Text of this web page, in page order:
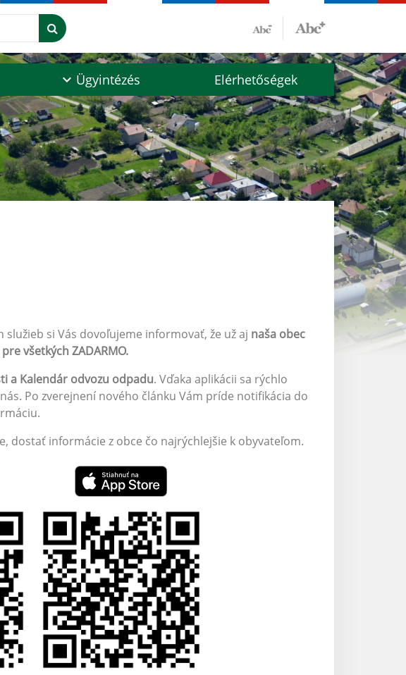
Ügyintézés Elérhetőségek
si Vás dovoľujeme informovať, že už aj naša obec
pre všetkých ZADARMO.
a Kalendár odvozu odpadu. Vďaka aplikácii sa rýchlo
Po zverejnení nového článku Vám príde notifikácia do
dostať informácie z obce čo najrýchlejšie k obyvateľom.